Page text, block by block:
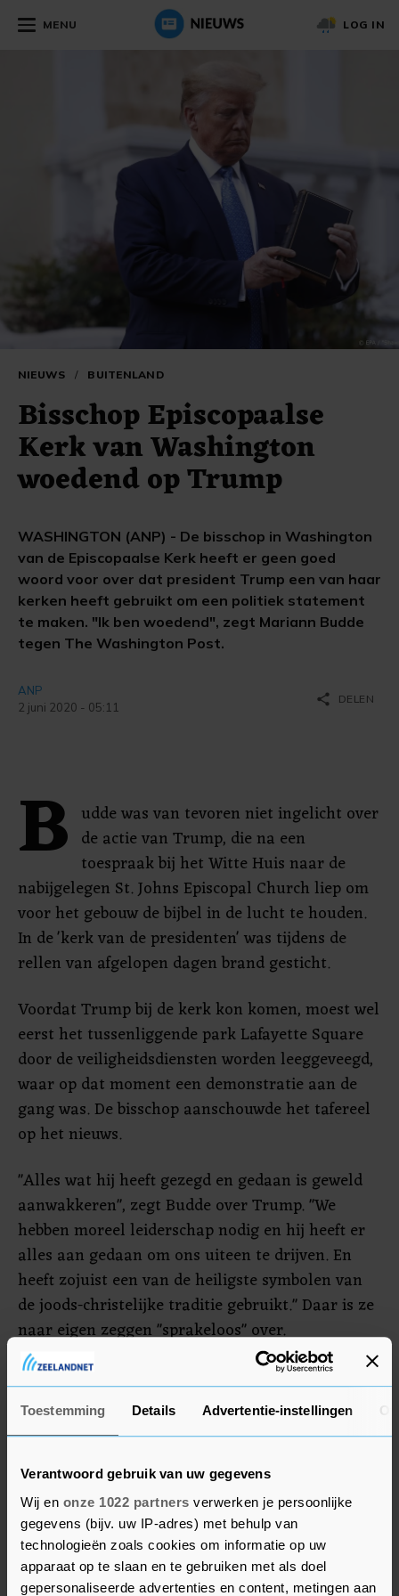
Toestemming Details Advertentie-instellingen
Verantwoord gebruik van uw gegevens
Wij en onze 1022 partners verwerken je persoonlijke
gegevens (bijv. uw IP-adres) met behulp van
technologieën zoals cookies om informatie op uw
apparaat op te slaan en te gebruiken met als doel
gepersonaliseerde advertenties en content, metingen aan
MENU LOG IN
NIEUWS / BUITENLAND
Bisschop Episcopaalse
Kerk van Washington
woedend op Trump
WASHINGTON (ANP) - De bisschop in Washington
van de Episcopaalse Kerk heeft er geen goed
woord voor over dat president Trump een van haar
kerken heeft gebruikt om een politiek statement
te maken. "Ik ben woedend", zegt Mariann Budde
tegen The Washington Post.
ANP
2 juni 2020 - 05:11
share DELEN
B udde was van tevoren niet ingelicht over
de actie van Trump, die na een
toespraak bij het Witte Huis naar de
nabijgelegen St. Johns Episcopal Church liep om
voor het gebouw de bijbel in de lucht te houden.
In de 'kerk van de presidenten' was tijdens de
rellen van afgelopen dagen brand gesticht.
Voordat Trump bij de kerk kon komen, moest wel
eerst het tussenliggende park Lafayette Square
door de veiligheidsdiensten worden leeggeveegd,
waar op dat moment een demonstratie aan de
gang was. De bisschop aanschouwde het tafereel
op het nieuws.
"Alles wat hij heeft gezegd en gedaan is geweld
aanwakkeren", zegt Budde over Trump. "We
hebben moreel leiderschap nodig en hij heeft er
alles aan gedaan om ons uiteen te drijven. En
heeft zojuist een van de heiligste symbolen van
de joods-christelijke traditie gebruikt." Daar is ze
naar eigen zeggen "sprakeloos" over.
Volgens de bisschop waren maandag heel de dag
rond de tien geestelijken in de kerk en bij
Lafayette Square om de betogers te
gehad dat de autoriteiten het gebied kwamen
ontruimen "met traangas, zodat ze een van onze
kerken konden gebruiken als rekwisiet".